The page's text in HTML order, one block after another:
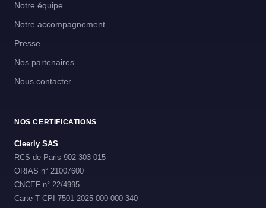
Notre équipe
Notre accompagnement
Presse
Nos partenaires
Nous contacter
NOS CERTIFICATIONS
Cleerly SAS
RCS de Paris 902 303 015
ORIAS n° 21007600
CNCEF n° 22/4995
Carte T CPI 7501 2025 000 000 340